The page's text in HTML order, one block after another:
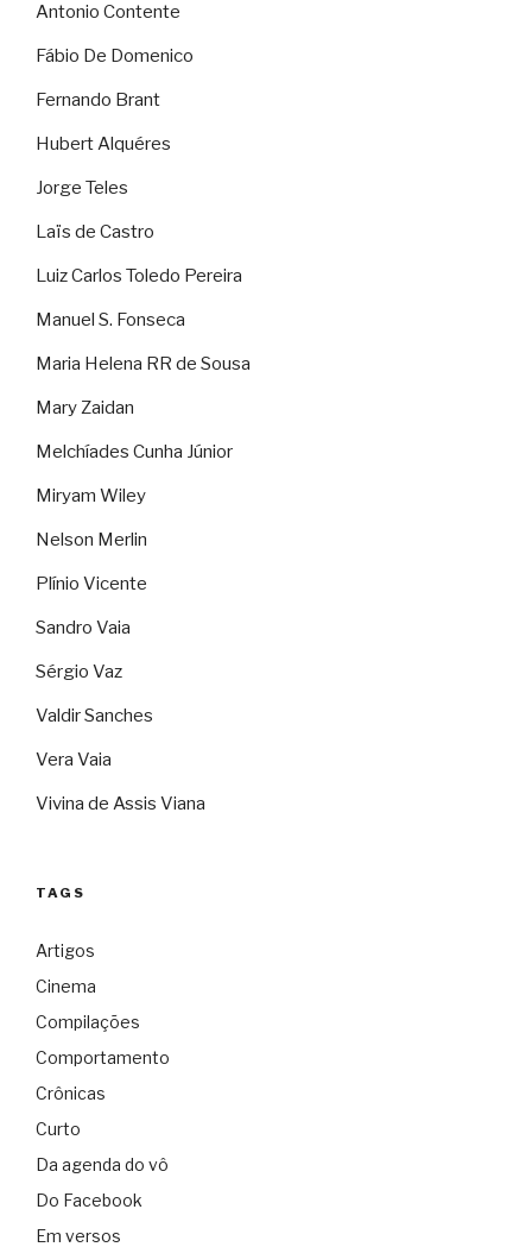
Antonio Contente
Fábio De Domenico
Fernando Brant
Hubert Alquéres
Jorge Teles
Laïs de Castro
Luiz Carlos Toledo Pereira
Manuel S. Fonseca
Maria Helena RR de Sousa
Mary Zaidan
Melchíades Cunha Júnior
Miryam Wiley
Nelson Merlin
Plínio Vicente
Sandro Vaia
Sérgio Vaz
Valdir Sanches
Vera Vaia
Vivina de Assis Viana
TAGS
Artigos
Cinema
Compilações
Comportamento
Crônicas
Curto
Da agenda do vô
Do Facebook
Em versos